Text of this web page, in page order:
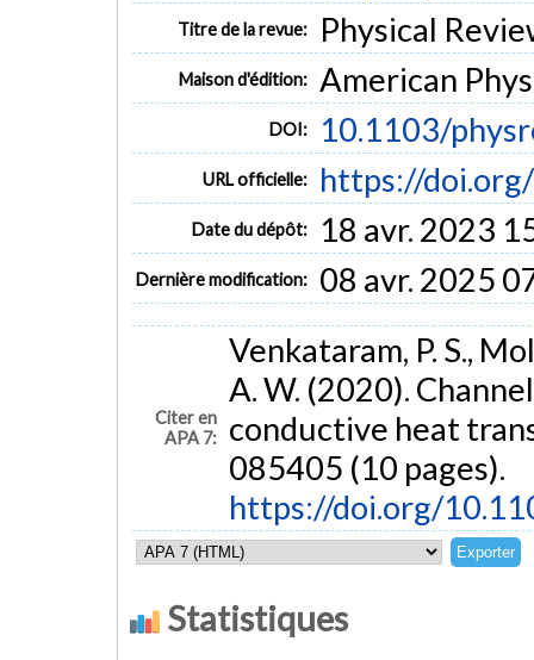
Titre de la revue: Physical
Maison d'édition: American
DOI: 10.1103/
URL officielle: https://
Date du dépôt: 18 avr. 2023
Dernière modification: 08 avr. 2025
Citer en
APA 7:
Venkataram, P. S.,
A. W. (2020).
conductive heat
085405 (10 pages).
https://doi.org/
Statistiques